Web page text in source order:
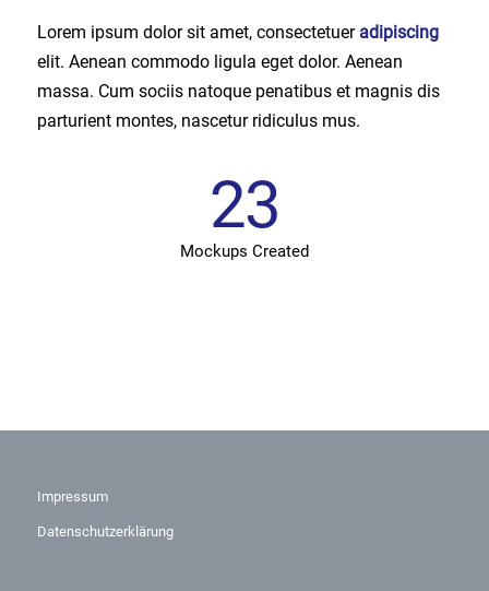
Lorem ipsum dolor sit amet, consectetuer adipiscing
elit. Aenean commodo ligula eget dolor. Aenean
massa. Cum sociis natoque penatibus et magnis dis
parturient montes, nascetur ridiculus mus.
23
Mockups Created
Impressum
Datenschutzerklärung